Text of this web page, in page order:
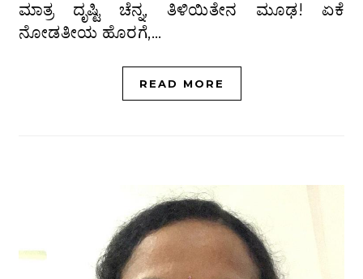
ಮಾತ್ರ ದೃಷ್ಟಿ ಚೆನ್ನ, ತಿಳಿಯಿತೇನ ಮೂಢ! ಏಕೆ
ನೋಡತೀಯ ಹೊರಗೆ,…
READ MORE